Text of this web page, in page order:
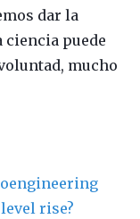
dar la
ciencia puede
mucho
rise?